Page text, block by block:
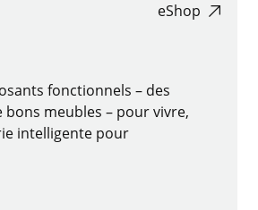
eShop
fonctionnels – des
meubles – pour vivre,
intelligente pour